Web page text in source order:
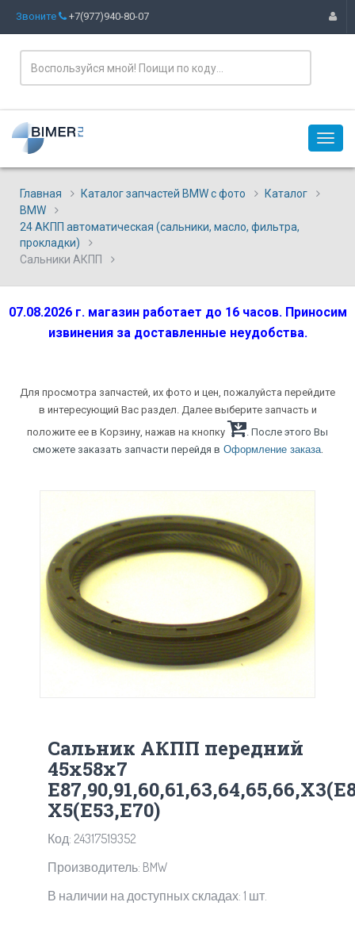
Звоните +7(977)940-80-07
Главная Каталог запчастей BMW с фото
Каталог
BMW
24 АКПП автоматическая (сальники, масло, фильтра,
прокладки)
Сальники АКПП
07.08.2026 г. магазин работает до 16 часов. Приносим
извинения за доставленные неудобства.
Для просмотра запчастей, их фото и цен, пожалуйста перейдите
в интересующий Вас раздел. Далее выберите запчасть и
положите ее в Корзину, нажав на кнопку
. После этого Вы
сможете заказать запчасти перейдя в Оформление заказа.
Сальник АКПП передний
45x58x7
X5(E53,E70)
Код: 24317519352
Производитель: BMW
В наличии на доступных складах: 1 шт.